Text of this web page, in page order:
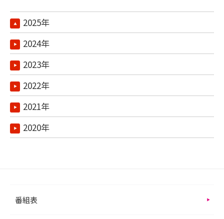
2025年
2024年
2023年
2022年
2021年
2020年
番組表